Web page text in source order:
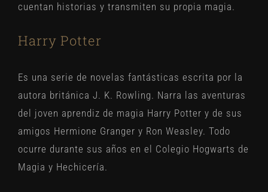
cuentan historias y transmiten su propia magia.
Harry Potter
Es una serie de novelas fantásticas escrita por la
autora británica J. K. Rowling. Narra las aventuras
del joven aprendiz de magia Harry Potter y de sus
amigos Hermione Granger y Ron Weasley. Todo
ocurre durante sus años en el Colegio Hogwarts de
Magia y Hechicería.